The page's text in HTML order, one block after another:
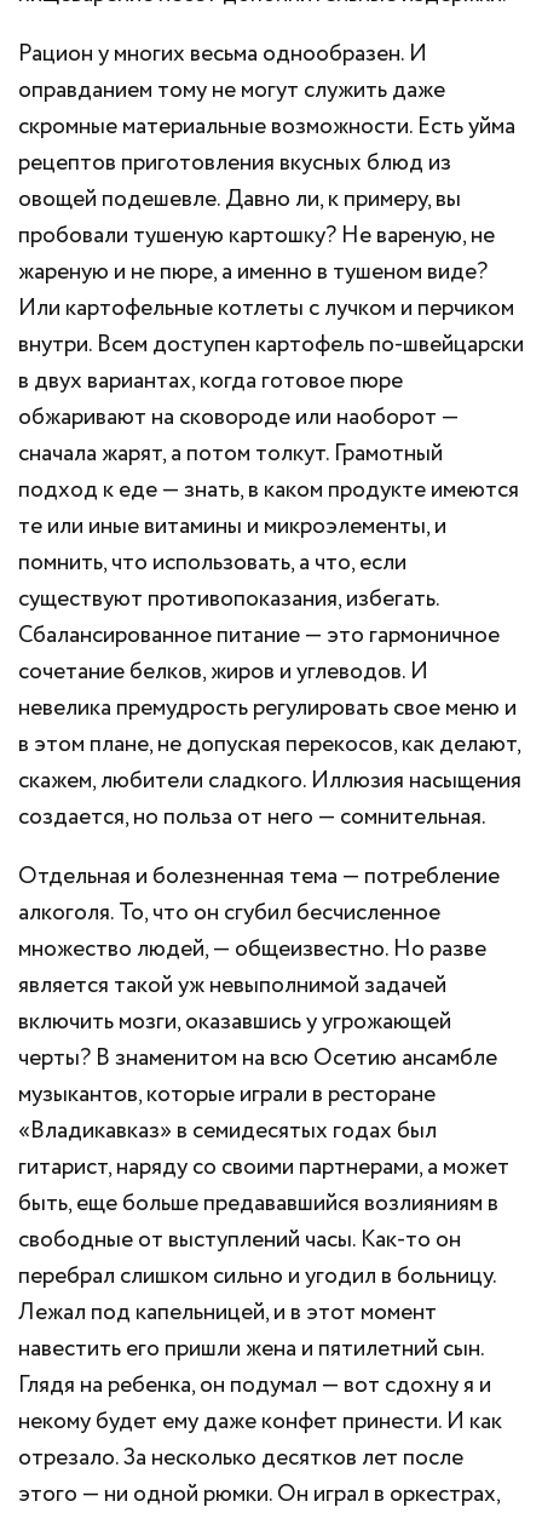
Рацион у многих весьма однообразен. И
оправданием тому не могут служить даже
скромные материальные возможности. Есть уйма
рецептов приготовления вкусных блюд из
овощей подешевле. Давно ли, к примеру, вы
пробовали тушеную картошку? Не вареную, не
жареную и не пюре, а именно в тушеном виде?
Или картофельные котлеты с лучком и перчиком
внутри. Всем доступен картофель по-швейцарски
в двух вариантах, когда готовое пюре
обжаривают на сковороде или наоборот —
сначала жарят, а потом толкут. Грамотный
подход к еде — знать, в каком продукте имеются
те или иные витамины и микроэлементы, и
помнить, что использовать, а что, если
существуют противопоказания, избегать.
Сбалансированное питание — это гармоничное
сочетание белков, жиров и углеводов. И
невелика премудрость регулировать свое меню и
в этом плане, не допуская перекосов, как делают,
скажем, любители сладкого. Иллюзия насыщения
создается, но польза от него — сомнительная.
Отдельная и болезненная тема — потребление
алкоголя. То, что он сгубил бесчисленное
множество людей, — общеизвестно. Но разве
является такой уж невыполнимой задачей
включить мозги, оказавшись у угрожающей
черты? В знаменитом на всю Осетию ансамбле
музыкантов, которые играли в ресторане
«Владикавказ» в семидесятых годах был
гитарист, наряду со своими партнерами, а может
быть, еще больше предававшийся возлияниям в
свободные от выступлений часы. Как-то он
перебрал слишком сильно и угодил в больницу.
Лежал под капельницей, и в этот момент
навестить его пришли жена и пятилетний сын.
Глядя на ребенка, он подумал — вот сдохну я и
некому будет ему даже конфет принести. И как
отрезало. За несколько десятков лет после
этого — ни одной рюмки. Он играл в оркестрах,